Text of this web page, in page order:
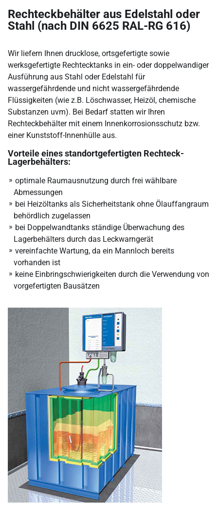
Rechteckbehälter aus Edelstahl oder
Stahl (nach DIN 6625 RAL-RG 616)
Wir liefern Ihnen drucklose, ortsgefertigte sowie
werksgefertigte Rechtecktanks in ein- oder doppelwandiger
Ausführung aus Stahl oder Edelstahl für
wassergefährdende und nicht wassergefährdende
Flüssigkeiten (wie z.B. Löschwasser, Heizöl, chemische
Substanzen uvm). Bei Bedarf statten wir Ihren
Rechteckbehälter mit einem Innenkorrosionsschutz bzw.
einer Kunststoff-Innenhülle aus.
Vorteile eines standortgefertigten Rechteck-
Lagerbehälters:
optimale Raumausnutzung durch frei wählbare
Abmessungen
bei Heizöltanks als Sicherheitstank ohne Ölauffangraum
behördlich zugelassen
bei Doppelwandtanks ständige Überwachung des
Lagerbehälters durch das Leckwarngerät
vereinfachte Wartung, da ein Mannloch bereits
vorhanden ist
keine Einbringschwierigkeiten durch die Verwendung von
vorgefertigten Bausätzen